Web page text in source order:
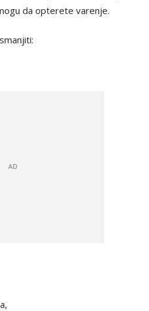
da opterete varenje.